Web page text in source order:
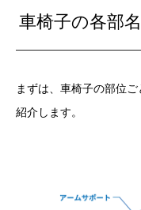
車椅子の各部
まずは、車椅子の部位
紹介します。